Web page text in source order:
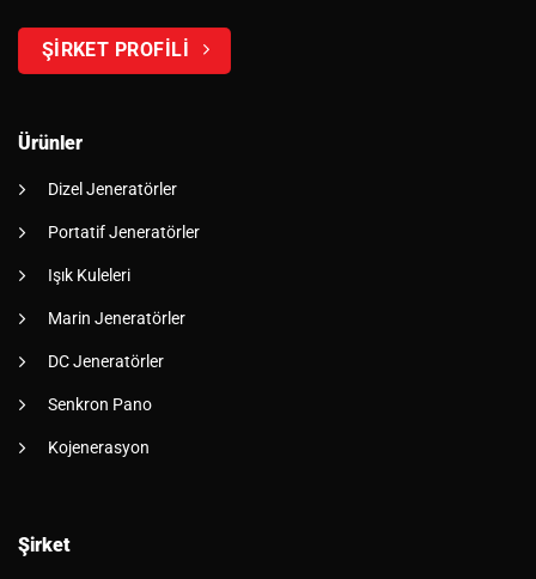
ŞİRKET PROFİLİ
Ürünler
Dizel Jeneratörler
Portatif Jeneratörler
Işık Kuleleri
Marin Jeneratörler
DC Jeneratörler
Senkron Pano
Kojenerasyon
Şirket